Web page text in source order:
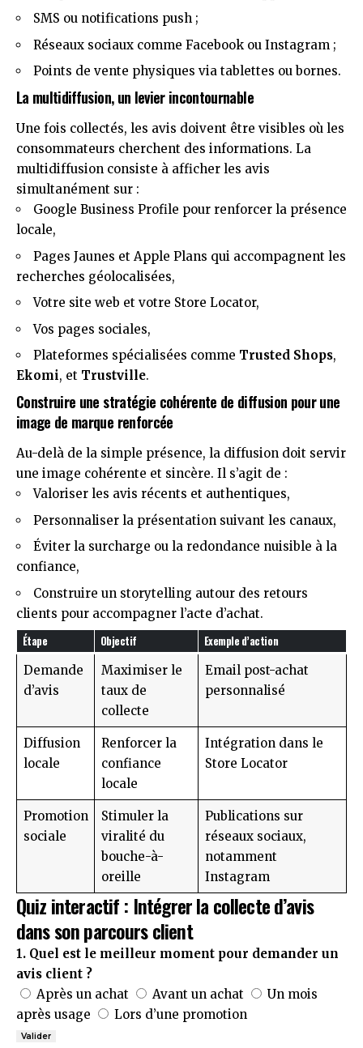
SMS ou notifications push ;
Réseaux sociaux comme Facebook ou Instagram ;
Points de vente physiques via tablettes ou bornes.
La multidiffusion, un levier incontournable
Une fois collectés, les avis doivent être visibles où les
consommateurs cherchent des informations. La
multidiffusion consiste à afficher les avis
simultanément sur :
Google Business Profile pour renforcer la présence
locale,
Pages Jaunes et Apple Plans qui accompagnent les
recherches géolocalisées,
Votre site web et votre Store Locator,
Vos pages sociales,
Plateformes spécialisées comme Trusted Shops,
Ekomi, et Trustville.
Construire une stratégie cohérente de diffusion pour une
image de marque renforcée
Au-delà de la simple présence, la diffusion doit servir
une image cohérente et sincère. Il s’agit de :
Valoriser les avis récents et authentiques,
Personnaliser la présentation suivant les canaux,
Éviter la surcharge ou la redondance nuisible à la
confiance,
Construire un storytelling autour des retours
clients pour accompagner l’acte d’achat.
Étape Objectif Exemple d’action
Demande
d’avis
Maximiser le
taux de
collecte
Email post-achat
personnalisé
Diffusion
locale
Renforcer la
confiance
locale
Intégration dans le
Store Locator
Promotion
sociale
Stimuler la
viralité du
bouche-à-
oreille
Publications sur
réseaux sociaux,
notamment
Instagram
Quiz interactif : Intégrer la collecte d’avis
dans son parcours client
1. Quel est le meilleur moment pour demander un
avis client ?
Après un achat
Avant un achat
Un mois
après usage
Lors d’une promotion
Valider